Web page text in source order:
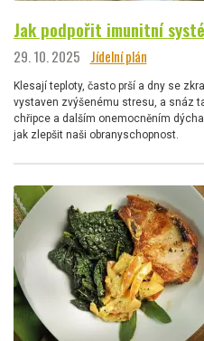
Jak podpořit imunitní
29. 10. 2025 Jídelní plán
Klesají teploty, často prší a dny se
vystaven zvýšenému stresu, a snáz
chřipce a dalším onemocněním
jak zlepšit naši obranyschopnost.